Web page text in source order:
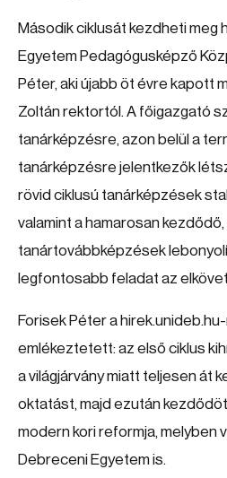
Második ciklusát kezdheti meg
Egyetem Pedagógusképző
Péter, aki újabb öt évre kapott
Zoltán rektortól. A főigazgató
tanárképzésre, azon belül a
tanárképzésre jelentkezők
rövid ciklusú tanárképzések
valamint a hamarosan
tanártovábbképzések
legfontosabb feladat az
Forisek Péter a
emlékeztetett: az első ciklus
a világjárvány miatt teljesen át
oktatást, majd ezután
modern kori reformja, melyben
Debreceni Egyetem is.